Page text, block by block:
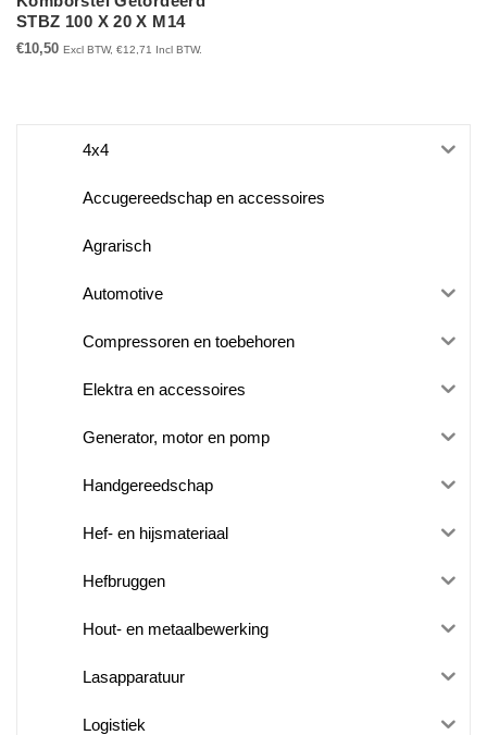
STBZ 100 X 20 X M14
€10,50 Excl BTW, €12,71 Incl BTW.
4x4
Accugereedschap en accessoires
Agrarisch
Automotive
Compressoren en toebehoren
Elektra en accessoires
Generator, motor en pomp
Handgereedschap
Hef- en hijsmateriaal
Hefbruggen
Hout- en metaalbewerking
Lasapparatuur
Logistiek